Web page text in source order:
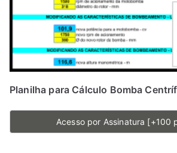
Planilha para Cálculo Bomba
Acesso por Assinatura [+100